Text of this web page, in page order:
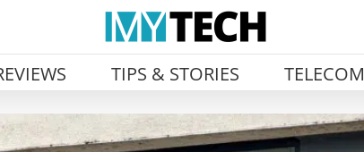
TIPS & STORIES TELECOM